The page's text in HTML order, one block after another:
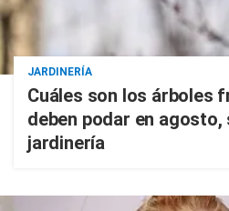
JARDINERÍA
Cuáles son los árboles
deben podar en
jardinería